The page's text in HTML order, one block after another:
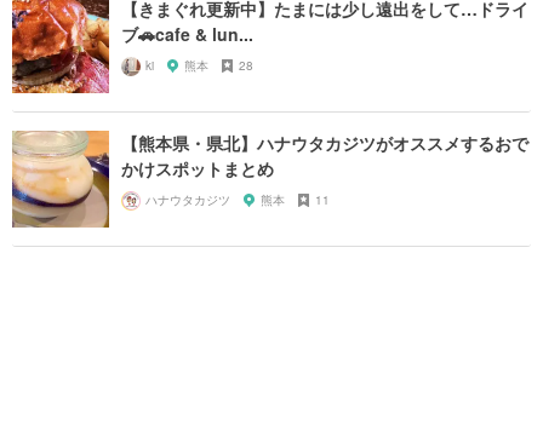
【きまぐれ更新中】たまには少し遠出をして…ドライ
ブ🚗cafe & lun...
ki 熊本 28
【熊本県・県北】ハナウタカジツがオススメするおで
かけスポットまとめ
ハナウタカジツ 熊本 11